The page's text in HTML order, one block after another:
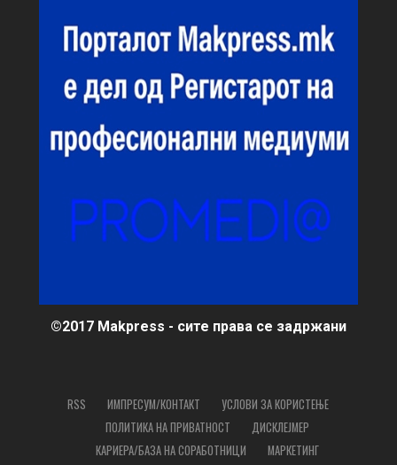
©2017 Makpress - сите права се задржани
RSS ИМПРЕСУМ/КОНТАКТ
УСЛОВИ ЗА КОРИСТЕЊЕ
ПОЛИТИКА НА ПРИВАТНОСТ
ДИСКЛЕЈМЕР
КАРИЕРА/БАЗА НА СОРАБОТНИЦИ
МАРКЕТИНГ